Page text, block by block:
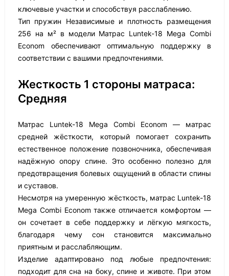
ключевые участки и способствуя расслаблению.
Тип пружин Независимые и плотность размещения
256 на м² в модели Матрас Luntek-18 Mega Combi
Econom обеспечивают оптимальную поддержку в
соответствии с вашими предпочтениями.
Жесткость 1 стороны матраса:
Средняя
Матрас Luntek-18 Mega Combi Econom — матрас
средней жёсткости, который помогает сохранить
естественное положение позвоночника, обеспечивая
надёжную опору спине. Это особенно полезно для
предотвращения болевых ощущений в области спины
и суставов.
Несмотря на умеренную жёсткость, матрас Luntek-18
Mega Combi Econom также отличается комфортом —
он сочетает в себе поддержку и лёгкую мягкость,
благодаря чему сон становится максимально
приятным и расслабляющим.
Изделие адаптировано под любые предпочтения:
подходит для сна на боку, спине и животе. При этом